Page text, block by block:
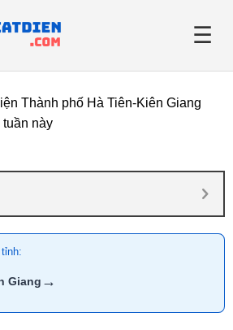
☰
Thành phố Hà Tiên-Kiên Giang
tuần này
Giang →